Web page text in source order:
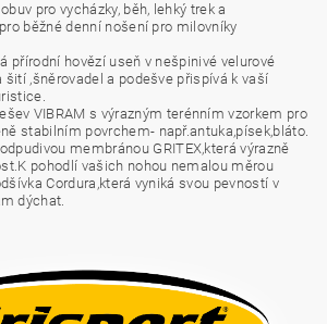
pro vycházky, běh, lehký trek a
běžné denní nošení pro milovníky
přírodní hovězí useň v nešpinivé velurové
šití ,šněrovadel a podešve přispívá k vaší
VIBRAM s výrazným terénním vzorkem pro
stabilním povrchem- např.antuka,písek,bláto.
membránou GRITEX,která výrazně
pohodlí vašich nohou nemalou měrou
Cordura,která vyniká svou pevností v
dýchat.